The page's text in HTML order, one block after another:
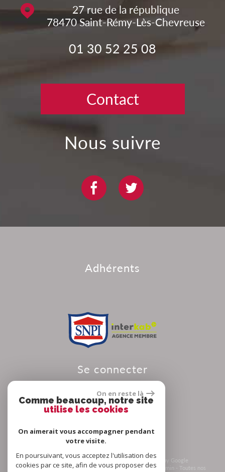
27 rue de la république
78470 Saint-Rémy-Lès-Chevreuse
01 30 52 25 08
Contact
nous suivre
adhérents
se connecter
© 2026 | Tous droits réservés | Traduction powered by Google
Plan du site- Mentions légales- Nos honoraires-Liens- Admin - Toutes nos
On en reste là
Comme beaucoup, notre site
utilise les cookies
On aimerait vous accompagner pendant
votre visite.
En poursuivant, vous acceptez l'utilisation des
cookies par ce site, afin de vous proposer des